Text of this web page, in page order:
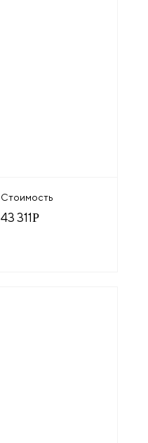
Стоимость
43 311Р